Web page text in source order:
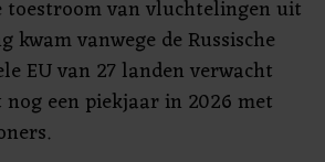
toestroom van vluchtelingen uit
kwam vanwege de Russische
EU van 27 landen verwacht
een piekjaar in 2026 met